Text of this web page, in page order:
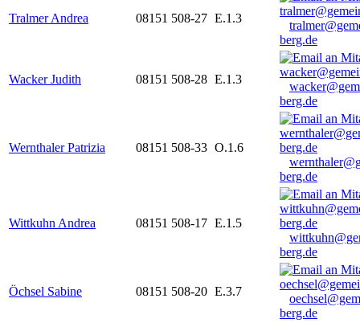
Tralmer Andrea 08151 508-27 E.1.3
berg.de
Wacker Judith 08151 508-28 E.1.3
berg.de
Wernthaler Patrizia 08151 508-33 O.1.6
berg.de
Wittkuhn Andrea 08151 508-17 E.1.5
berg.de
Öchsel Sabine 08151 508-20 E.3.7
berg.de